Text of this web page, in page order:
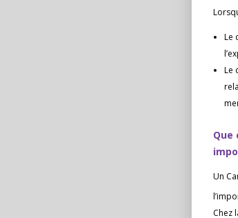
Le
Le
Que
Un
Chez